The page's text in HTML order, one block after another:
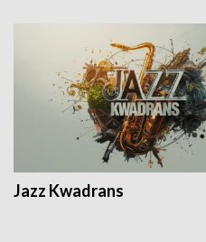
Jazz Kwadrans